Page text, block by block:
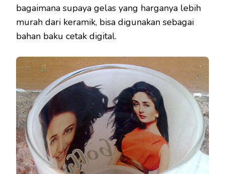
bagaimana supaya gelas yang harganya lebih
murah dari keramik, bisa digunakan sebagai
bahan baku cetak digital.